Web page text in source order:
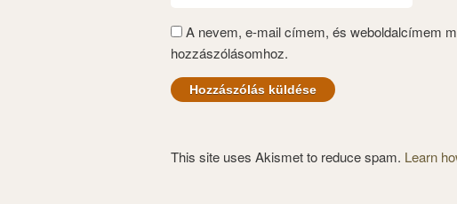
A nevem, e-mail címem, és weboldalcímem
hozzászólásomhoz.
This site uses Akismet to reduce spam. Learn